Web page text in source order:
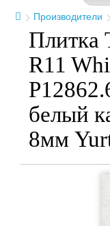
Производители
Плитка
R11
белый
8мм